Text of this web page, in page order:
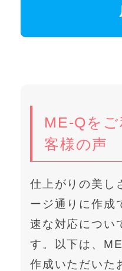
ME-Qを
客様の声
仕上がりの美し
ージ通りに作成
速な対応につい
す。以下は、
作成いただいた